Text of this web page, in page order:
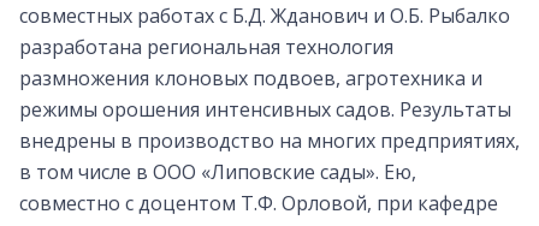
совместных работах с Б.Д. Жданович и О.Б. Рыбалко
разработана региональная технология
размножения клоновых подвоев, агротехника и
режимы орошения интенсивных садов. Результаты
внедрены в производство на многих предприятиях,
в том числе в ООО «Липовские сады». Ею,
совместно с доцентом Т.Ф. Орловой, при кафедре